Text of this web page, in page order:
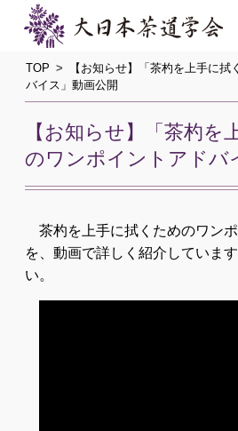
TOP
【お知らせ】「茶杓を上手に
バイス」動画公開
【お知らせ】「茶杓を
のワンポイントアドバ
茶杓を上手に拭くためのワン
を、動画で詳しく紹介していま
い。